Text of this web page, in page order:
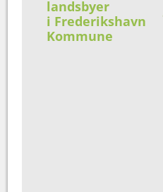
landsbyer
i Frederikshavn
Kommune